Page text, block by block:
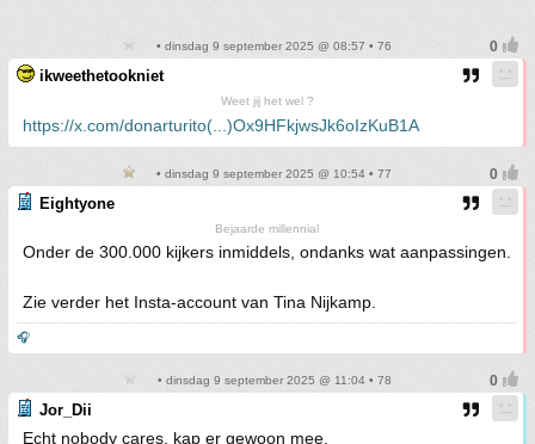
• dinsdag 9 september 2025 @ 08:57 • 76
ikweethetookniet
Weet jij het wel ?
https://x.com/donarturito(...)Ox9HFkjwsJk6oIzKuB1A
• dinsdag 9 september 2025 @ 10:54 • 77
Eightyone
Bejaarde millennial
Onder de 300.000 kijkers inmiddels, ondanks wat aanpassingen.
Zie verder het Insta-account van Tina Nijkamp.
🎧
• dinsdag 9 september 2025 @ 11:04 • 78
Jor_Dii
Echt nobody cares, kap er gewoon mee.